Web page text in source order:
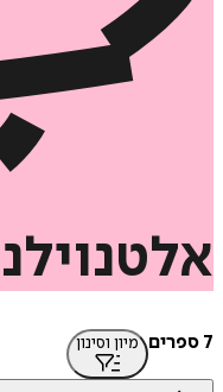
7 ספרים מיון וסינון